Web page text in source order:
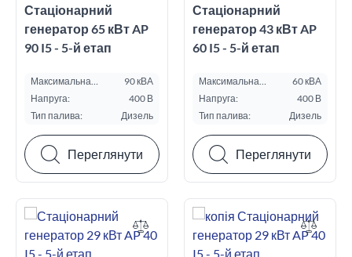
Стаціонарний
генератор 65 кВт AP
90 I5 - 5-й етап
Максимальна
90 кВА
Напруга:
400 В
Тип палива:
Дизель
Переглянути
Стаціонарний
генератор 43 кВт AP
60 I5 - 5-й етап
Максимальна
60 кВА
Напруга:
400 В
Тип палива:
Дизель
Переглянути